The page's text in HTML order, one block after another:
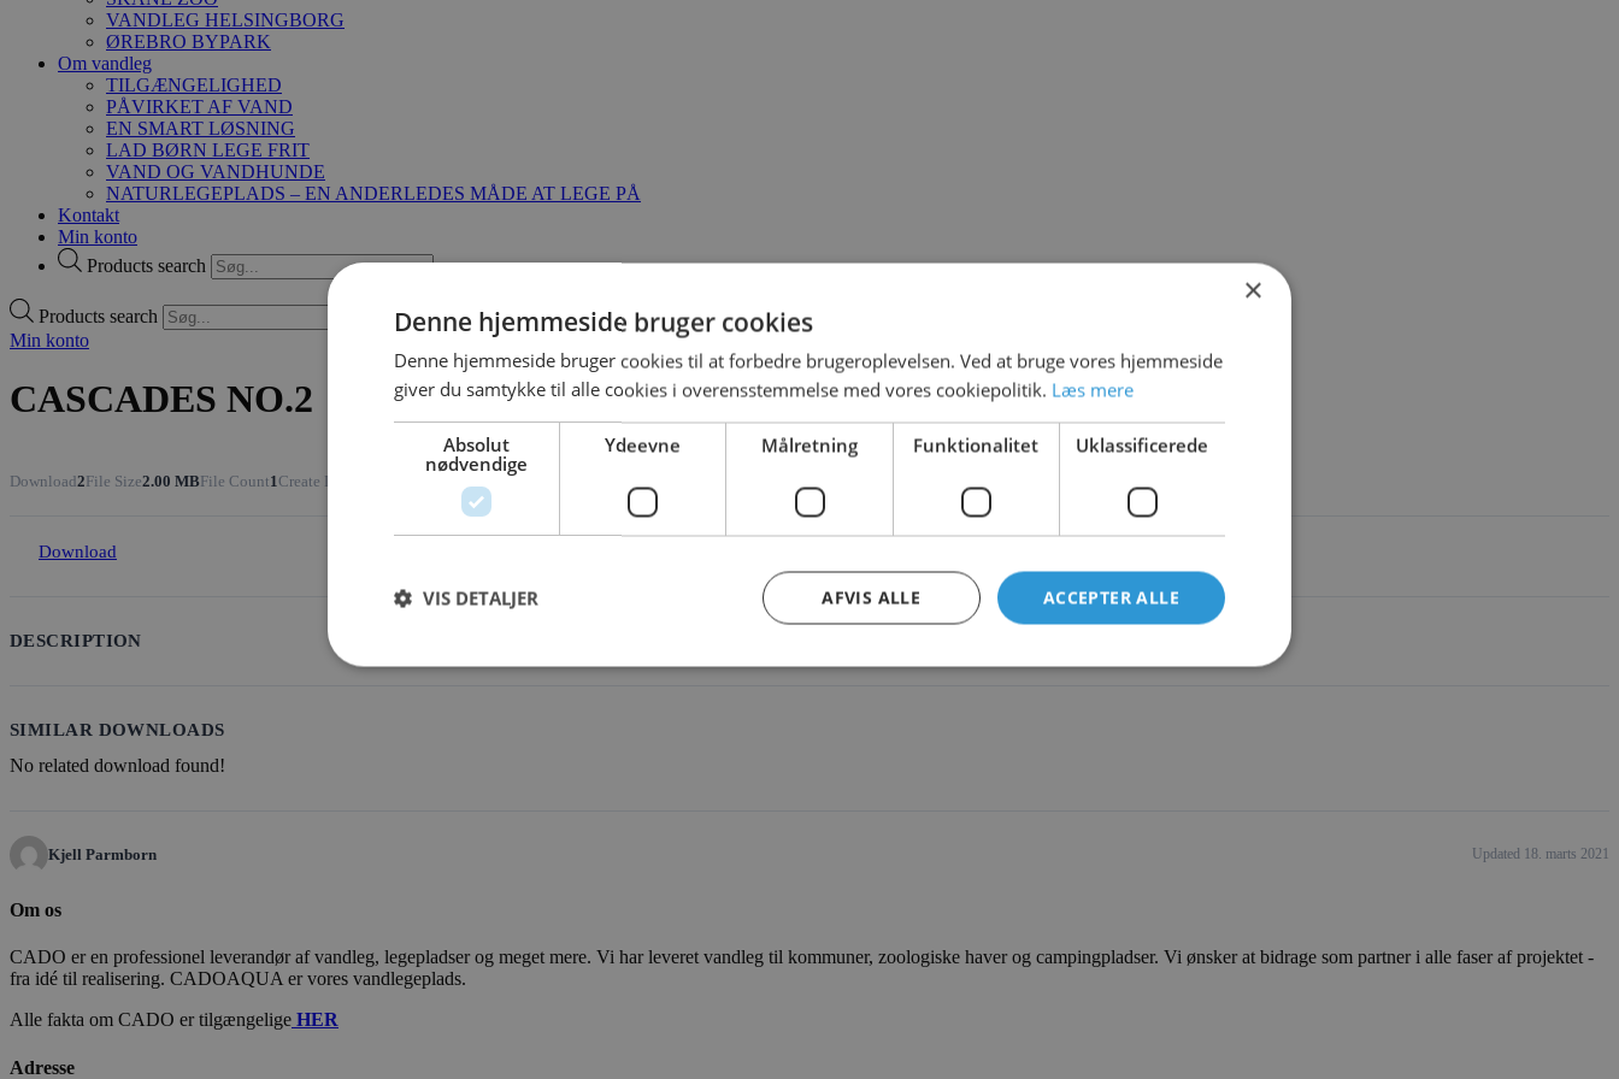
VANDLEG HELSINGBORG
ØREBRO BYPARK
Om vandleg
TILGÆNGELIGHED
PÅVIRKET AF VAND
EN SMART LØSNING
LAD BØRN LEGE FRIT
VAND OG VANDHUNDE
NATURLEGEPLADS – EN ANDERLEDES MÅDE AT LEGE PÅ
Kontakt
Min konto
Products search
Products search
Min konto
CASCADES NO.2
Download2File Size2.00 MBFile Count1Create Date Last Updated
Download
DESCRIPTION
SIMILAR DOWNLOADS
No related download found!
Kjell Parmborn Updated 18. marts 2021
Om os
CADO er en professionel leverandør af vandleg, legepladser og meget mere. Vi har leveret vandleg til kommuner, zoologiske haver og campingpladser. Vi ønsker at bidrage som partner i alle faser af projektet -
fra idé til realisering. CADOAQUA er vores vandlegeplads.
Alle fakta om CADO er tilgængelige HER
Adresse
×
Denne hjemmeside bruger cookies
Denne hjemmeside bruger cookies til at forbedre brugeroplevelsen. Ved at bruge vores hjemmeside
giver du samtykke til alle cookies i overensstemmelse med vores cookiepolitik. Læs mere
Absolut
nødvendige
Ydeevne Målretning Funktionalitet Uklassificerede
ACCEPTER ALLE
AFVIS ALLE
VIS DETALJER